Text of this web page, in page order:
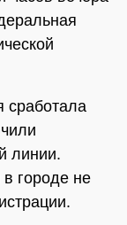
сработала
линии.
городе не